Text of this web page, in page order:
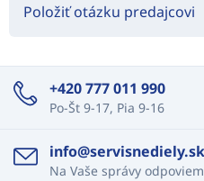
Položiť otázku predajcovi
+420 777 011 990
Po-Št 9-17, Pia 9-16
info@servisnediely.sk
Na Vaše správy